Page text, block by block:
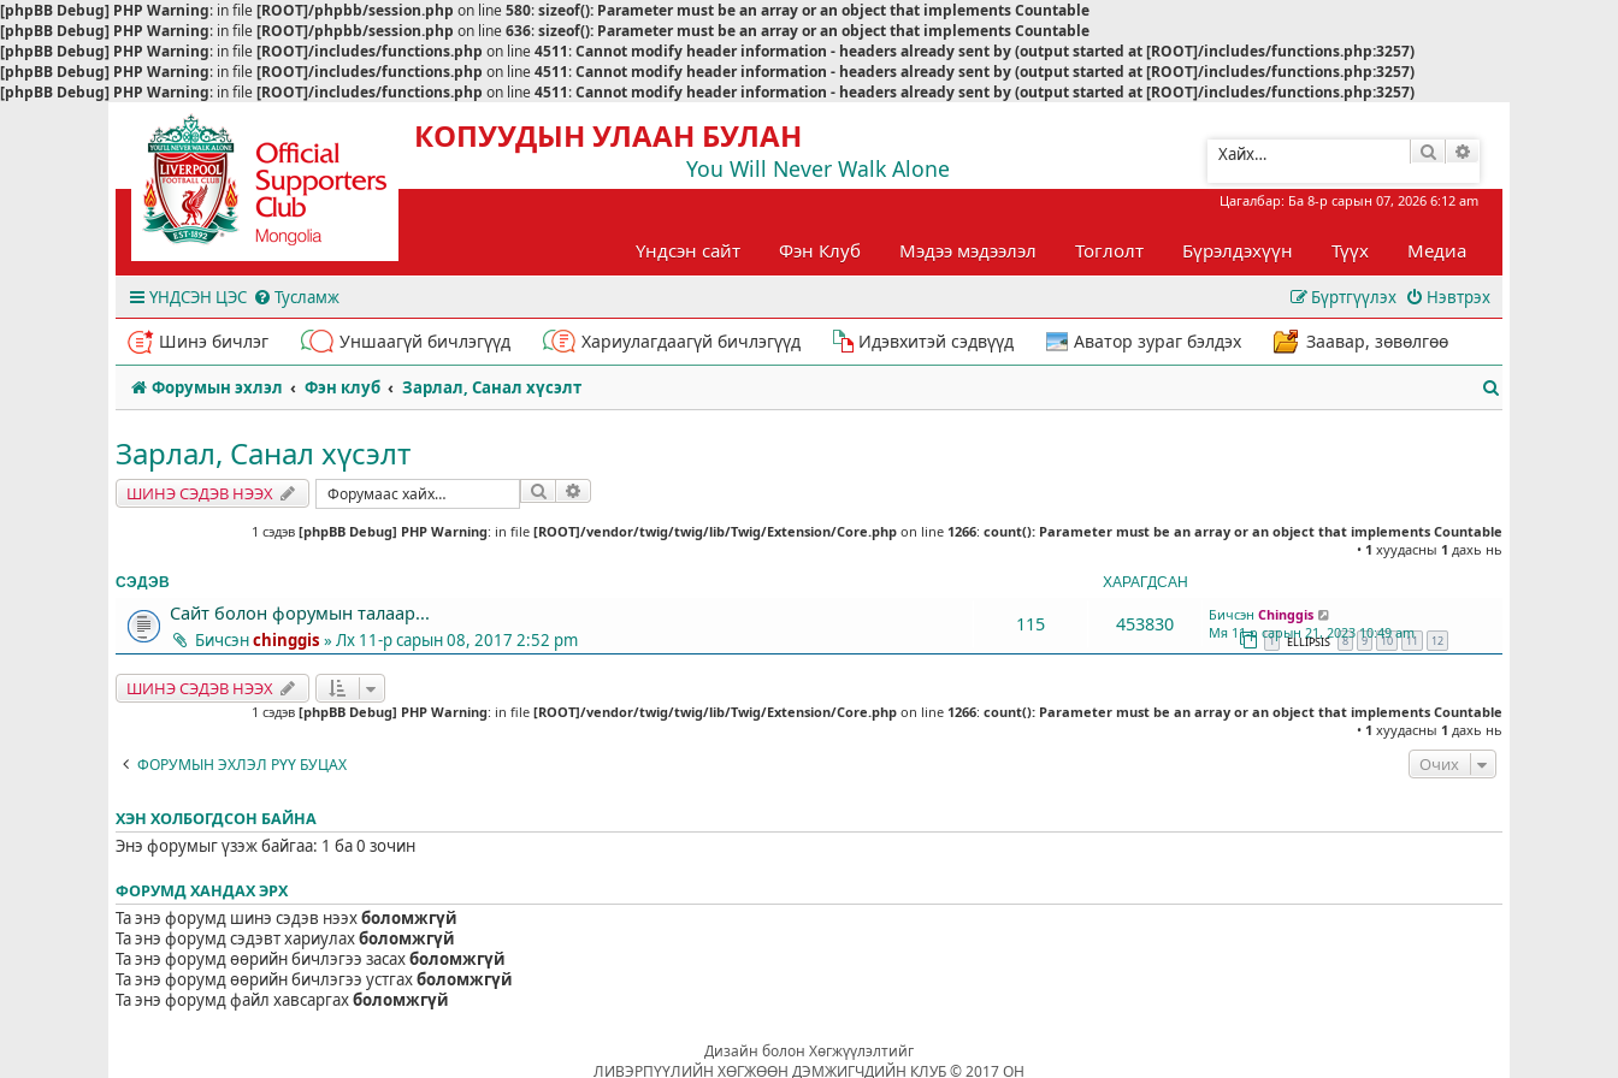
[phpBB Debug] PHP Warning: in file[ROOT]/phpbb/session.php on line580:sizeof(): Parameter must be an array or an object that implements Countable
[phpBB Debug] PHP Warning: in file[ROOT]/phpbb/session.php on line636:sizeof(): Parameter must be an array or an object that implements Countable
[phpBB Debug] PHP Warning: in file[ROOT]/includes/functions.php on line4511:Cannot modify header information - headers already sent by (output started at [ROOT]/includes/functions.php:3257)
[phpBB Debug] PHP Warning: in file[ROOT]/includes/functions.php on line4511:Cannot modify header information - headers already sent by (output started at [ROOT]/includes/functions.php:3257)
[phpBB Debug] PHP Warning: in file[ROOT]/includes/functions.php on line4511:Cannot modify header information - headers already sent by (output started at [ROOT]/includes/functions.php:3257)
КОПУУДЫН УЛААН БУЛАН
You Will Never Walk Alone
Хайлт
Цагалбар: Ба 8-р сарын 07, 2026 6:12 am
Үндсэн сайт Фэн Клуб Мэдээ мэдээлэл Тоглолт Бүрэлдэхүүн Түүх Медиа
ҮНДСЭН ЦЭС Тусламж Нэвтрэх
Бүртгүүлэх
Шинэ бичлэг Уншаагүй бичлэгүүд Хариулагдаагүй бичлэгүүд Идэвхитэй сэдвүүд Аватор зураг бэлдэх Заавар, зөвөлгөө
Форумын эхлэл Фэн клуб Зарлал, Санал хүсэлт
Зарлал, Санал хүсэлт
ШИНЭ СЭДЭВ НЭЭХ Хайлт
1 сэдэв [phpBB Debug] PHP Warning: in file [ROOT]/vendor/twig/twig/lib/Twig/Extension/Core.php on line 1266: count(): Parameter must be an array or an object that implements Countable
• 1 хуудасны 1 дахь нь
СЭДЭВ ХАРАГДСАН
Сайт болон форумын талаар...
Бичсэнchinggis » Лх 11-р сарын 08, 2017 2:52 pm 1 ELLIPSIS 8 9 10 11 12
115 453830 Бичсэн Chinggis
Мя 11-р сарын 21, 2023 10:49 am
ШИНЭ СЭДЭВ НЭЭХ
1 сэдэв [phpBB Debug] PHP Warning: in file [ROOT]/vendor/twig/twig/lib/Twig/Extension/Core.php on line 1266: count(): Parameter must be an array or an object that implements Countable
• 1 хуудасны 1 дахь нь
ФОРУМЫН ЭХЛЭЛ РҮҮ БУЦАХ Очих
ХЭН ХОЛБОГДСОН БАЙНА
Энэ форумыг үзэж байгаа: 1 ба 0 зочин
ФОРУМД ХАНДАХ ЭРХ
Та энэ форумд шинэ сэдэв нээхболомжгүй
Та энэ форумд сэдэвт хариулахболомжгүй
Та энэ форумд өөрийн бичлэгээ засахболомжгүй
Та энэ форумд өөрийн бичлэгээ устгахболомжгүй
Та энэ форумд файл хавсаргахболомжгүй
Дизайн болон Хөгжүүлэлтийг
ЛИВЭРПҮҮЛИЙН ХӨГЖӨӨН ДЭМЖИГЧДИЙН КЛУБ © 2017 ОН